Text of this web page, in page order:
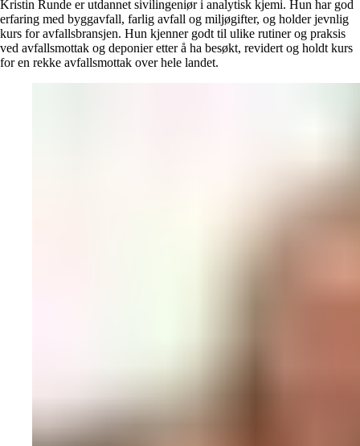
Kristin Runde er utdannet sivilingeniør i analytisk kjemi. Hun har god
erfaring med byggavfall, farlig avfall og miljøgifter, og holder jevnlig
kurs for avfallsbransjen. Hun kjenner godt til ulike rutiner og praksis
ved avfallsmottak og deponier etter å ha besøkt, revidert og holdt kurs
for en rekke avfallsmottak over hele landet.